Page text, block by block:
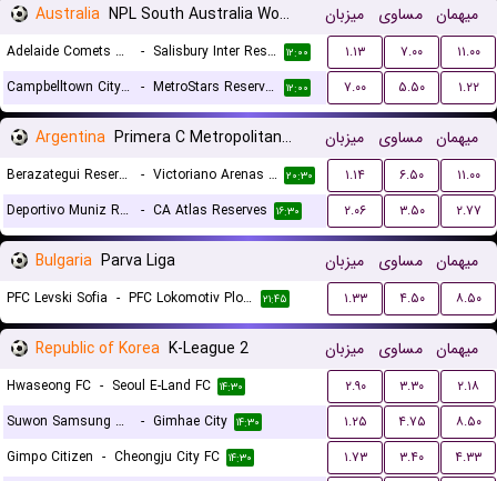
Australia NPL South Australia Women Reserves میزبان مساوی میهمان
Adelaide Comets Reserves (W) - Salisbury Inter Reserves (W) ۱۲:۰۰ ۱.۱۳ ۷.۰۰
۱۱.۰۰
Campbelltown City Reserves (W) - MetroStars Reserves (W) ۱۲:۰۰ ۷.۰۰ ۵.۵۰ ۱.۲۲
Argentina Primera C Metropolitana Reserves میزبان مساوی میهمان
Berazategui Reserves - Victoriano Arenas Reserves ۲۰:۳۰ ۱.۱۴ ۶.۵۰
۱۱.۰۰
Deportivo Muniz Reserves
- CA Atlas Reserves ۱۶:۳۰ ۲.۰۶ ۳.۵۰ ۲.۷۷
Bulgaria Parva Liga میزبان مساوی میهمان
PFC Levski Sofia - PFC Lokomotiv Plovdiv 1936 ۲۱:۴۵ ۱.۳۳ ۴.۵۰ ۸.۵۰
Republic of Korea K-League 2 میزبان مساوی میهمان
Hwaseong FC - Seoul E-Land FC ۱۴:۳۰ ۲.۹۰ ۳.۳۰
۲.۱۸
Suwon Samsung Bluewings
- Gimhae City ۱۴:۳۰ ۱.۲۵ ۴.۷۵
۸.۵۰
Gimpo Citizen - Cheongju City FC ۱۴:۳۰ ۱.۷۳ ۳.۴۰
۴.۳۳